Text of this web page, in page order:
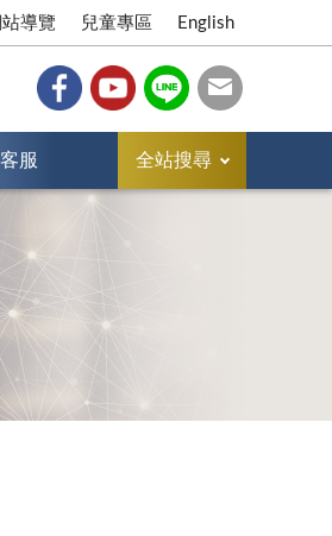
導覽 兒童專區 English
服 全站搜尋